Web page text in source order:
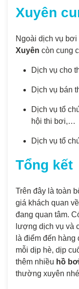
Xuyên
Ngoài dịch vụ
Xuyên còn cung
Dịch vụ cho
Dịch vụ bán
Dịch vụ tổ
hội thi bơi,…
Dịch vụ tổ
Tổng kết
Trên đây là toàn
giá khách quan về
đang quan tâm.
lượng dịch vụ và
là điểm đến
mỗi dịp hè, dịp
thêm nhiều hồ
thường xuyên